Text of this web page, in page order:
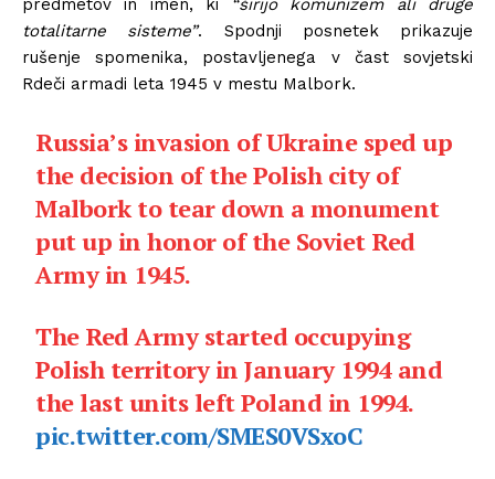
totalitarne sisteme”. Spodnji posnetek prikazuje
rušenje spomenika, postavljenega v čast sovjetski
Rdeči armadi leta 1945 v mestu Malbork.
Russia’s invasion of Ukraine sped up
the decision of the Polish city of
Malbork to tear down a monument
put up in honor of the Soviet Red
Army in 1945.
The Red Army started occupying
Polish territory in January 1994 and
the last units left Poland in 1994.
pic.twitter.com/SMES0VSxoC